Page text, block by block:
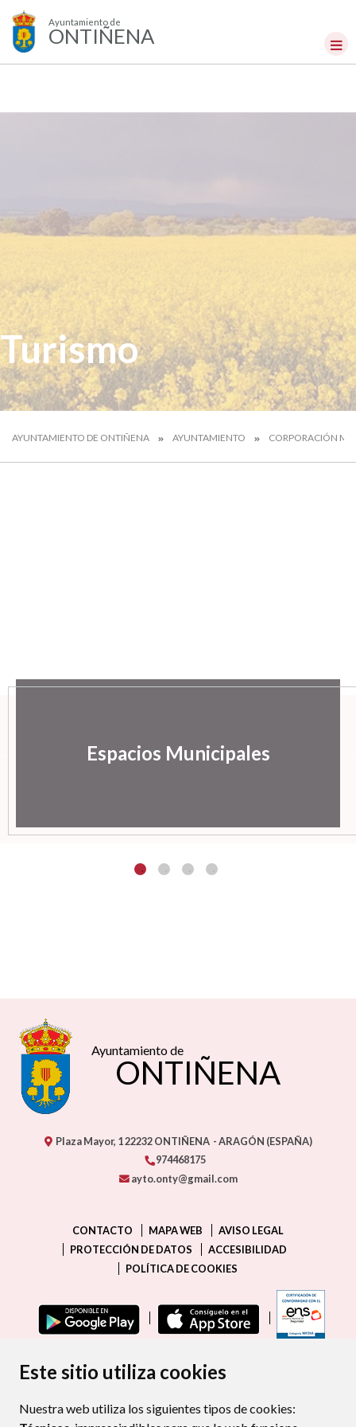
Este sitio utiliza cookies
Nuestra web utiliza los siguientes tipos de cookies:
Ayuntamiento de
ONTIÑENA
Turismo
AYUNTAMIENTO DE ONTIÑENA AYUNTAMIENTO CORPORACIÓN
Espacios Municipales
Ayuntamiento de
ONTIÑENA
Plaza Mayor, 122232 ONTIÑENA - ARAGÓN (ESPAÑA)
974468175
ayto.onty@gmail.com
CONTACTO MAPA WEB
AVISO LEGAL
PROTECCIÓN DE DATOS
ACCESIBILIDAD
POLÍTICA DE COOKIES